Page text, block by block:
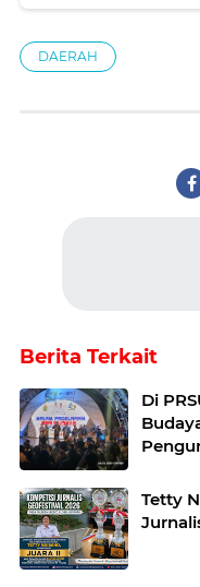
DAERAH
Berita Terkait
Di
Tetty